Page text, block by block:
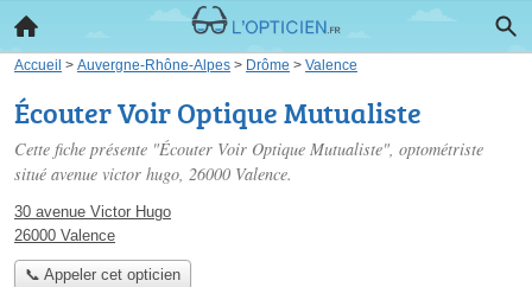
Accueil > Auvergne-Rhône-Alpes > Drôme > Valence
Écouter Voir Optique Mutualiste
Cette fiche présente "Écouter Voir Optique Mutualiste", optométriste
situé avenue victor hugo, 26000 Valence.
30 avenue Victor Hugo
26000 Valence
📞 Appeler cet opticien